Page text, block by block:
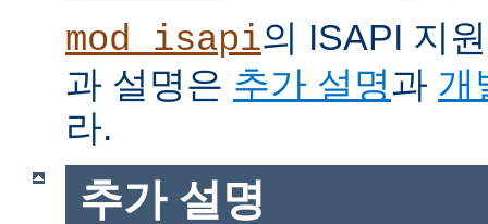
mod_isapi의 ISAPI 지
과 설명은 추가 설명과 개
라.
추가 설명